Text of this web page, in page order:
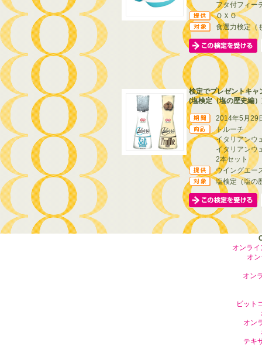
フタ付フィー
ＯＸＯ
食選力検定（
検定でプレゼントキャ
(塩検定（塩の歴史編
2014年5月29
トルーチ
イタリアンウ
イタリアンウ
2本セット
ウイングエー
塩検定（塩の
オンラ
オ
オン
ビット
オン
テキ